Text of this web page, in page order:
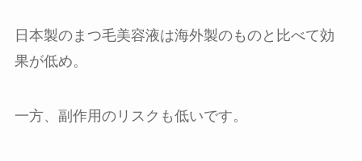
日本製のまつ毛美容液は海外製のものと比べて効
果が低め。
一方、副作用のリスクも低いです。